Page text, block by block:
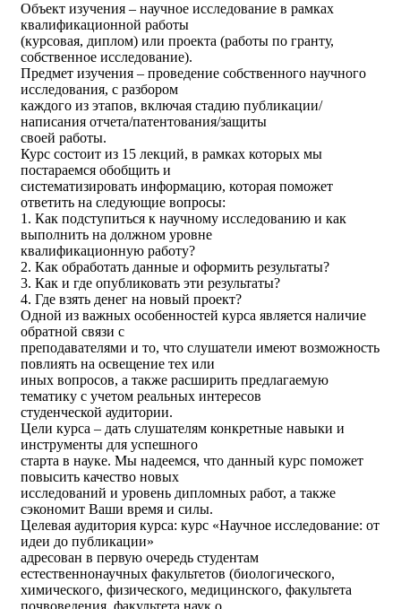
Объект изучения – научное исследование в рамках
квалификационной работы
(курсовая, диплом) или проекта (работы по гранту,
собственное исследование).
Предмет изучения – проведение собственного научного
исследования, с разбором
каждого из этапов, включая стадию публикации/
написания отчета/патентования/защиты
своей работы.
Курс состоит из 15 лекций, в рамках которых мы
постараемся обобщить и
систематизировать информацию, которая поможет
ответить на следующие вопросы:
1. Как подступиться к научному исследованию и как
выполнить на должном уровне
квалификационную работу?
2. Как обработать данные и оформить результаты?
3. Как и где опубликовать эти результаты?
4. Где взять денег на новый проект?
Одной из важных особенностей курса является наличие
обратной связи с
преподавателями и то, что слушатели имеют возможность
повлиять на освещение тех или
иных вопросов, а также расширить предлагаемую
тематику с учетом реальных интересов
студенческой аудитории.
Цели курса – дать слушателям конкретные навыки и
инструменты для успешного
старта в науке. Мы надеемся, что данный курс поможет
повысить качество новых
исследований и уровень дипломных работ, а также
сэкономит Ваши время и силы.
Целевая аудитория курса: курс «Научное исследование: от
идеи до публикации»
адресован в первую очередь студентам
естественнонаучных факультетов (биологического,
химического, физического, медицинского, факультета